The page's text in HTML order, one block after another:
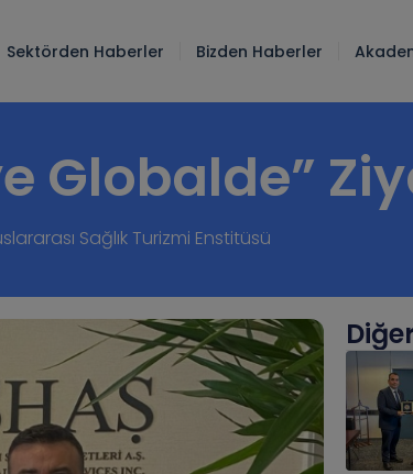
Sektörden Haberler Bizden Haberler
Globalde”
Sağlık Turizmi Enstitüsü